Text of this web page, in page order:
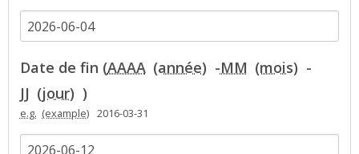
Date de fin (AAAA -MM
-
JJ
)
e.g. 2016-03-31